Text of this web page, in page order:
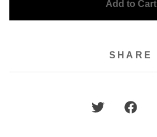
Add to Cart
SHARE